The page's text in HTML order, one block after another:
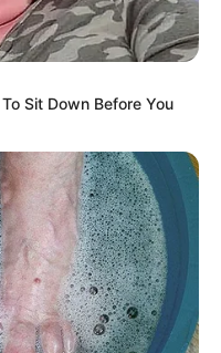
na Netflix w Polsce
Sit Down Before You